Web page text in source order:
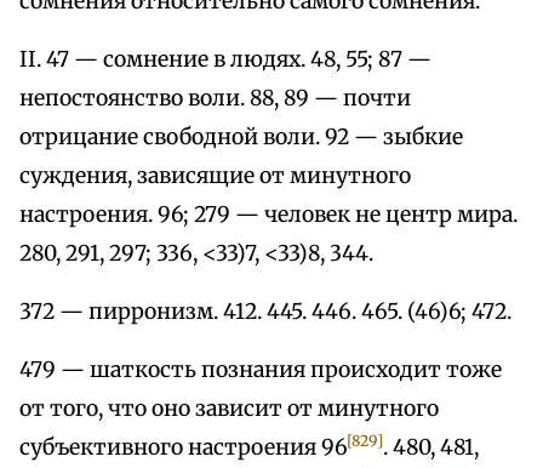
II. 47 — сомнение в людях. 48, 55; 87 —
непостоянство воли. 88, 89 — почти
отрицание свободной воли. 92 — зыбкие
суждения, зависящие от минутного
настроения. 96; 279 — человек не центр мира.
280, 291, 297; 336, <33)7, <33)8, 344.
372 — пирронизм. 412. 445. 446. 465. (46)6; 472.
479 — шаткость познания происходит тоже
от того, что оно зависит от минутного
субъективного настроения 96[829]. 480, 481,